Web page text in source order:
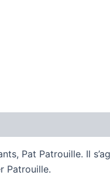
Pat Patrouille. Il
Patrouille.